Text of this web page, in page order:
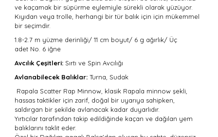
ve kaçamak bir süpürme eylemiyle sürekli olarak yüzüyor.
Kıyıdan veya trolle, herhangi bir tür balık için için mükemmel
bir seçimdir.
1.8-2.7 m yüzme derinliği/ 11 cm boyut/ 6 g ağırlık/ Üç
adet No. 6 iğne
Avcılık Çeşitleri: Sırtı ve Spin Avcılığı
Avlanabilecek Balıklar: Turna, Sudak
Rapala Scatter Rap Minnow, klasik Rapala minnow şekli,
hassas taktikler için zarif, doğal bir uyarıya sahipken,
saldırgan bir şekilde avlanacak kadar duyarlıdır.
Yırtıcılar tarafından takip edildiğinde kaçan ve dağılan yem
balıklarını taklit eder.